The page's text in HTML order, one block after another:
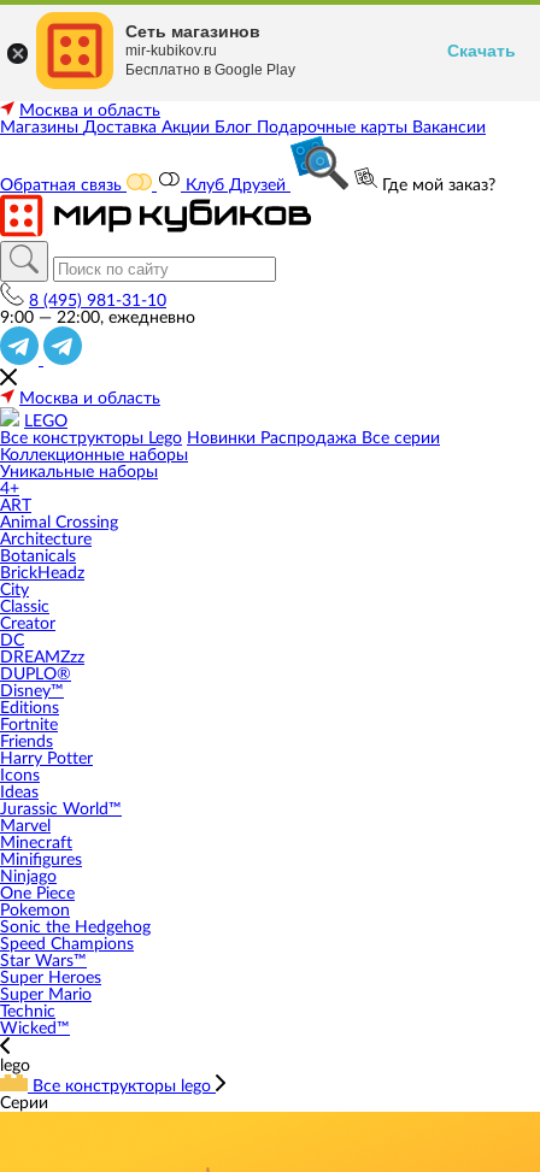
Москва и область
Магазины Доставка Акции Блог Подарочные карты Вакансии
Обратная связь Клуб Друзей Где мой заказ?
8 (495) 981-31-10
9:00 — 22:00, ежедневно
Москва и область
LEGO
Все конструкторы Lego Новинки Распродажа Все серии
Коллекционные наборы
Уникальные наборы
4+
ART
Animal Crossing
Architecture
Botanicals
BrickHeadz
City
Classic
Creator
DC
DREAMZzz
DUPLO®
Disney™
Editions
Fortnite
Friends
Harry Potter
Icons
Ideas
Jurassic World™
Marvel
Minecraft
Minifigures
Ninjago
One Piece
Pokemon
Sonic the Hedgehog
Speed Champions
Star Wars™
Super Heroes
Super Mario
Technic
Wicked™
lego
Все конструкторы lego
Серии
Сеть магазинов
mir-kubikov.ru
Бесплатно в Google Play
Скачать